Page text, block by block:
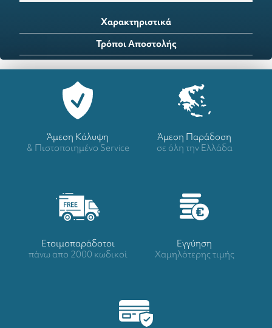
Χαρακτηριστικά
Τρόποι Αποστολής
Άμεση Κάλυψη
& Πιστοποιημένο Service
Άμεση Παράδοση
σε όλη την Ελλάδα
Ετοιμοπαράδοτοι
πάνω απο 2000 κωδικοί
Eγγύηση
Χαμηλότερης τιμής